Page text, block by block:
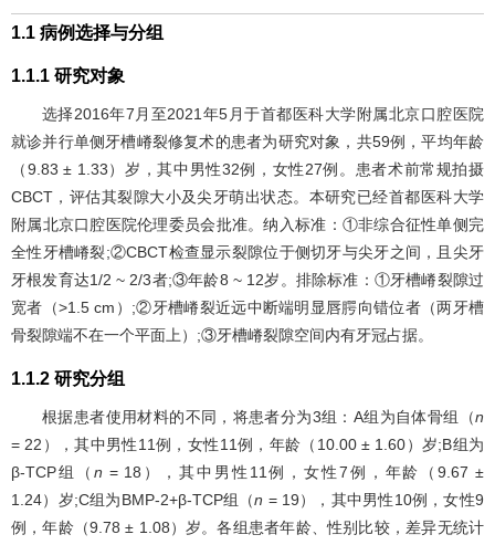
1.1 病例选择与分组
1.1.1 研究对象
选择2016年7月至2021年5月于首都医科大学附属北京口腔医院
就诊并行单侧牙槽嵴裂修复术的患者为研究对象，共59例，平均年龄
（9.83 ± 1.33）岁，其中男性32例，女性27例。患者术前常规拍摄
CBCT，评估其裂隙大小及尖牙萌出状态。本研究已经首都医科大学
附属北京口腔医院伦理委员会批准。纳入标准：①非综合征性单侧完
全性牙槽嵴裂;②CBCT检查显示裂隙位于侧切牙与尖牙之间，且尖牙
牙根发育达1/2 ~ 2/3者;③年龄8 ~ 12岁。排除标准：①牙槽嵴裂隙过
宽者（>1.5 cm）;②牙槽嵴裂近远中断端明显唇腭向错位者（两牙槽
骨裂隙端不在一个平面上）;③牙槽嵴裂隙空间内有牙冠占据。
1.1.2 研究分组
根据患者使用材料的不同，将患者分为3组：A组为自体骨组（n
= 22），其中男性11例，女性11例，年龄（10.00 ± 1.60）岁;B组为
β-TCP组（ n = 18），其中男性11例，女性7例，年龄（9.67 ±
1.24）岁;C组为BMP-2+β-TCP组（n = 19），其中男性10例，女性9
例，年龄（9.78 ± 1.08）岁。各组患者年龄、性别比较，差异无统计